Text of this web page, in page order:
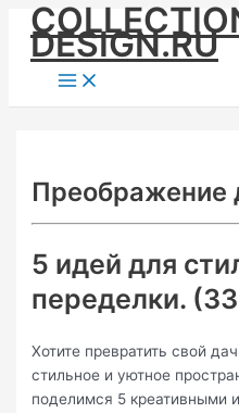
Skip
content
DESIGN.RU
Main
Menu
Преображение
5 идей для
переделки.
Хотите превратить свой
стильное и уютное
поделимся 5 креативными